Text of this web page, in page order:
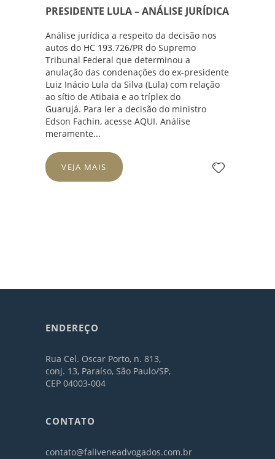
PRESIDENTE LULA – ANÁLISE JURÍDICA
Análise jurídica a respeito da decisão nos
autos do HC 193.726/PR do Supremo
Tribunal Federal que determinou a
anulação das condenações do ex-presidente
Luiz Inácio Lula da Silva (Lula) com relação
ao sítio de Atibaia e ao tríplex do
Guarujá. Para ler a decisão do ministro
Edson Fachin, acesse AQUI. Análise
meramente...
VEJA MAIS
ENDEREÇO
Rua Cel. Oscar Porto, n. 813,
conj. 13, Paraíso, São Paulo/SP,
CEP 04003-004
CONTATO
contato@faliveneadvogados.com.br